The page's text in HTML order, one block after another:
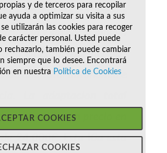
) Asi mismo, se accede
y sin hacer ningun
en el interior del vei­
una total autonomia e
coche tiene un precio en
de 24.000€. EstaKiaesta
y de terceros para recopilar
ayuda a optimizar su visita a sus
utilizarán las cookies para recoger
carácter personal. Usted puede
rechazarlo, también puede cambiar
siempre que lo desee. Encontrará
en nuestra Política de Cookies
COOKIES
COOKIES